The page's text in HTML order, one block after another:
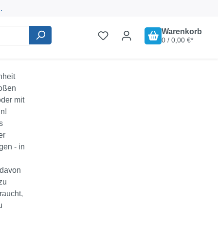
Warenkorb
0 / 0,00 €*
mit
- in